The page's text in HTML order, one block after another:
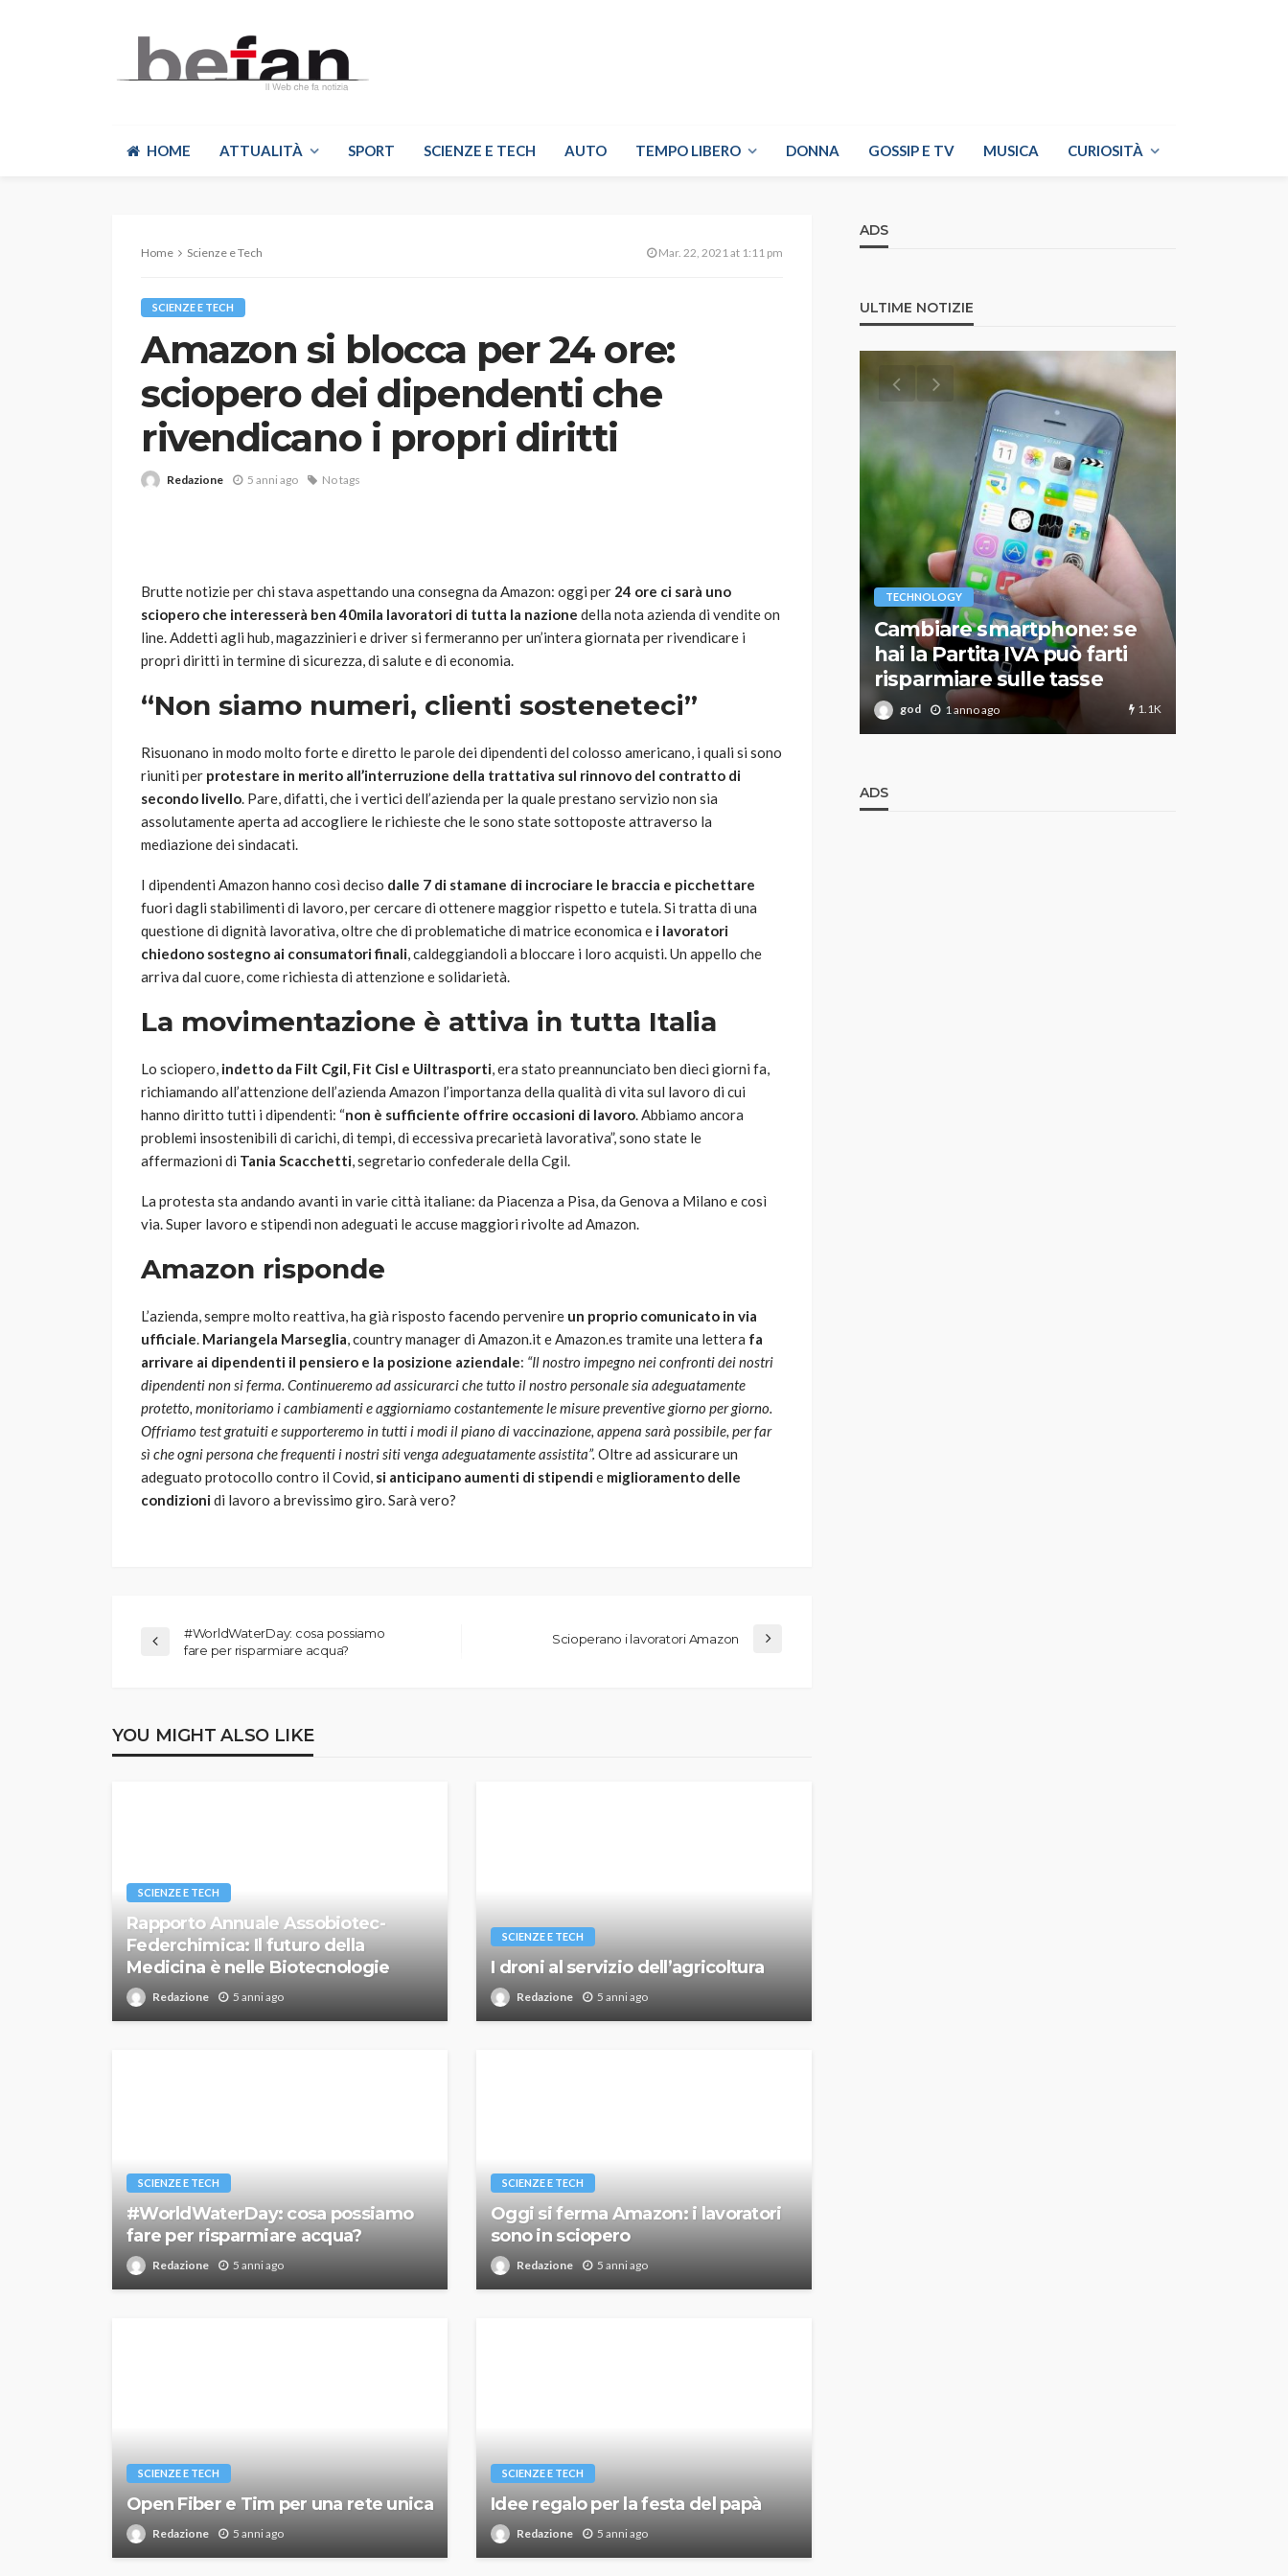
HOME ATTUALITÀ SPORT SCIENZE E TECH AUTO TEMPO LIBERO DONNA GOSSIP E TV MUSICA CURIOSITÀ
Home Scienze e Tech Mar. 22, 2021 at 1:11 pm
SCIENZE E TECH
Amazon si blocca per 24 ore:
sciopero dei dipendenti che
rivendicano i propri diritti
Redazione 5 anni ago No tags
Brutte notizie per chi stava aspettando una consegna da Amazon: oggi per 24 ore ci sarà uno
sciopero che interesserà ben 40mila lavoratori di tutta la nazione della nota azienda di vendite on
line. Addetti agli hub, magazzinieri e driver si fermeranno per un’intera giornata per rivendicare i
propri diritti in termine di sicurezza, di salute e di economia.
“Non siamo numeri, clienti sosteneteci”
Risuonano in modo molto forte e diretto le parole dei dipendenti del colosso americano, i quali si sono
riuniti per protestare in merito all’interruzione della trattativa sul rinnovo del contratto di
secondo livello. Pare, difatti, che i vertici dell’azienda per la quale prestano servizio non sia
assolutamente aperta ad accogliere le richieste che le sono state sottoposte attraverso la
mediazione dei sindacati.
I dipendenti Amazon hanno così deciso dalle 7 di stamane di incrociare le braccia e picchettare
fuori dagli stabilimenti di lavoro, per cercare di ottenere maggior rispetto e tutela. Si tratta di una
questione di dignità lavorativa, oltre che di problematiche di matrice economica e i lavoratori
chiedono sostegno ai consumatori finali, caldeggiandoli a bloccare i loro acquisti. Un appello che
arriva dal cuore, come richiesta di attenzione e solidarietà.
La movimentazione è attiva in tutta Italia
Lo sciopero, indetto da Filt Cgil, Fit Cisl e Uiltrasporti, era stato preannunciato ben dieci giorni fa,
richiamando all’attenzione dell’azienda Amazon l’importanza della qualità di vita sul lavoro di cui
hanno diritto tutti i dipendenti: “non è sufficiente offrire occasioni di lavoro. Abbiamo ancora
problemi insostenibili di carichi, di tempi, di eccessiva precarietà lavorativa”, sono state le
affermazioni di Tania Scacchetti, segretario confederale della Cgil.
La protesta sta andando avanti in varie città italiane: da Piacenza a Pisa, da Genova a Milano e così
via. Super lavoro e stipendi non adeguati le accuse maggiori rivolte ad Amazon.
Amazon risponde
L’azienda, sempre molto reattiva, ha già risposto facendo pervenire un proprio comunicato in via
ufficiale. Mariangela Marseglia, country manager di Amazon.it e Amazon.es tramite una lettera fa
arrivare ai dipendenti il pensiero e la posizione aziendale: “Il nostro impegno nei confronti dei nostri
dipendenti non si ferma. Continueremo ad assicurarci che tutto il nostro personale sia adeguatamente
protetto, monitoriamo i cambiamenti e aggiorniamo costantemente le misure preventive giorno per giorno.
Offriamo test gratuiti e supporteremo in tutti i modi il piano di vaccinazione, appena sarà possibile, per far
sì che ogni persona che frequenti i nostri siti venga adeguatamente assistita”. Oltre ad assicurare un
adeguato protocollo contro il Covid, si anticipano aumenti di stipendie miglioramento delle
condizionidi lavoro a brevissimo giro. Sarà vero?
#WorldWaterDay: cosa possiamo
fare per risparmiare acqua?
Scioperano i lavoratori Amazon
YOU MIGHT ALSO LIKE
SCIENZE E TECH
Rapporto Annuale Assobiotec-
Federchimica: Il futuro della
Medicina è nelle Biotecnologie
Redazione 5 anni ago
SCIENZE E TECH
I droni al servizio dell’agricoltura
Redazione 5 anni ago
SCIENZE E TECH
#WorldWaterDay: cosa possiamo
fare per risparmiare acqua?
Redazione 5 anni ago
SCIENZE E TECH
Oggi si ferma Amazon: i lavoratori
sono in sciopero
Redazione 5 anni ago
SCIENZE E TECH
Open Fiber e Tim per una rete unica
Redazione 5 anni ago
SCIENZE E TECH
Idee regalo per la festa del papà
Redazione 5 anni ago
ADS
ULTIME NOTIZIE
VARIE
Robot tagliaerba: quale
god 1 anno ago 784
Davis: tennis mondiale e
passione per
l’automobilismo
god 9 mesi ago
TECHNOLOGY
Cambiare smartphone: se
hai la Partita IVA può farti
risparmiare sulle tasse
god 1 anno ago 1.1K
ADS